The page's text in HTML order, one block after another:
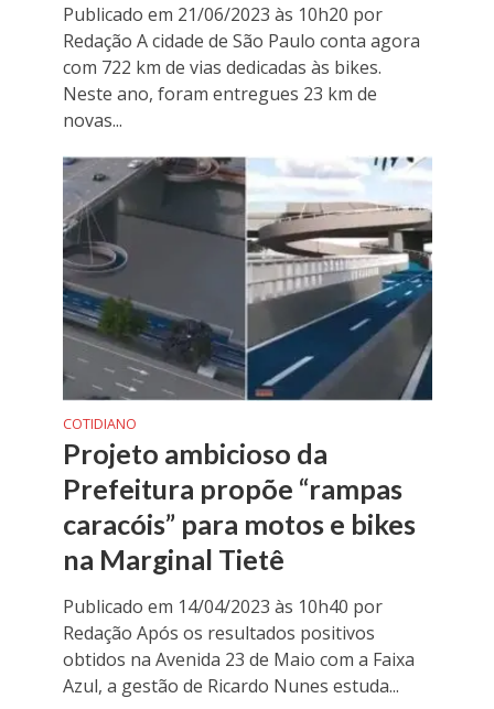
Publicado em 21/06/2023 às 10h20 por
Redação A cidade de São Paulo conta agora
com 722 km de vias dedicadas às bikes.
Neste ano, foram entregues 23 km de
novas...
COTIDIANO
Projeto ambicioso da
Prefeitura propõe “rampas
caracóis” para motos e bikes
na Marginal Tietê
Publicado em 14/04/2023 às 10h40 por
Redação Após os resultados positivos
obtidos na Avenida 23 de Maio com a Faixa
Azul, a gestão de Ricardo Nunes estuda...